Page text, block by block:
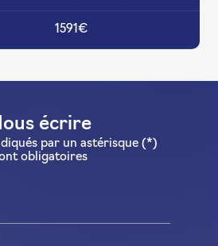
1591€
écrire
par un astérisque (*)
obligatoires